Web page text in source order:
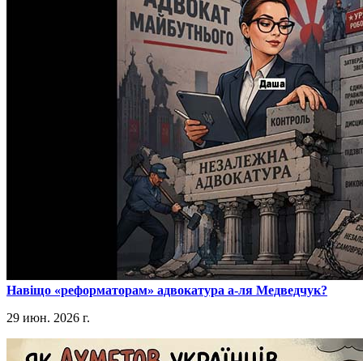
​Навіщо «реформаторам» адвокатура а-ля Медведчук?
29 июн. 2026 г.